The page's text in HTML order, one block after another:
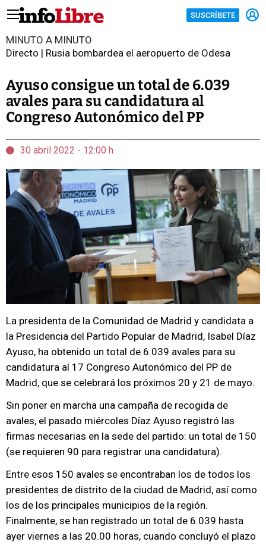
SUSCRÍBETE
MINUTO A MINUTO
Directo | Rusia bombardea el aeropuerto de Odesa
Ayuso consigue un total de 6.039
avales para su candidatura al
Congreso Autonómico del PP
30 abril 2022 - 12:00 h
La presidenta de la Comunidad de Madrid y candidata a
la Presidencia del Partido Popular de Madrid, Isabel Díaz
Ayuso, ha obtenido un total de 6.039 avales para su
candidatura al 17 Congreso Autonómico del PP de
Madrid, que se celebrará los próximos 20 y 21 de mayo.
Sin poner en marcha una campaña de recogida de
avales, el pasado miércoles Díaz Ayuso registró las
firmas necesarias en la sede del partido: un total de 150
(se requieren 90 para registrar una candidatura).
Entre esos 150 avales se encontraban los de todos los
presidentes de distrito de la ciudad de Madrid, así como
los de los principales municipios de la región.
Finalmente, se han registrado un total de 6.039 hasta
ayer viernes a las 20.00 horas, cuando concluyó el plazo